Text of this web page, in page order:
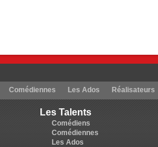
Comédiennes Les Ados Réalisateurs
Les Talents
Comédiens
Comédiennes
Les Ados